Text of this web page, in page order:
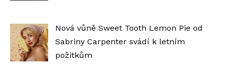
Nová vůně Sweet Tooth Lemon Pie od
Sabriny Carpenter svádí k letním
požitkům